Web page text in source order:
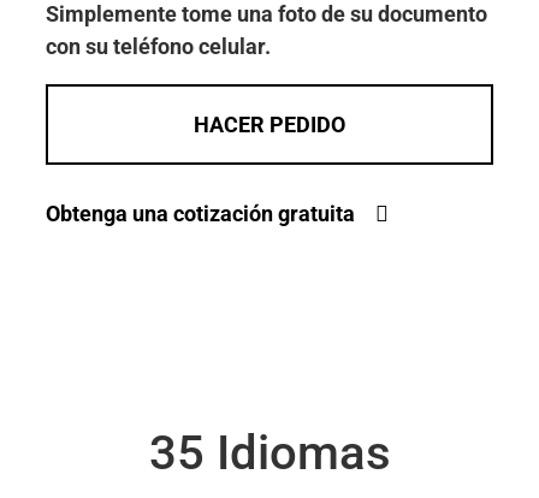
Simplemente tome una foto de su documento
con su teléfono celular.
HACER PEDIDO
Obtenga una cotización gratuita
35 Idiomas